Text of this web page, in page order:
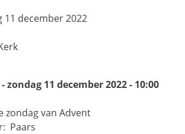
11 december 2022
11 december 2022 - 10:00
zondag van Advent
Paars